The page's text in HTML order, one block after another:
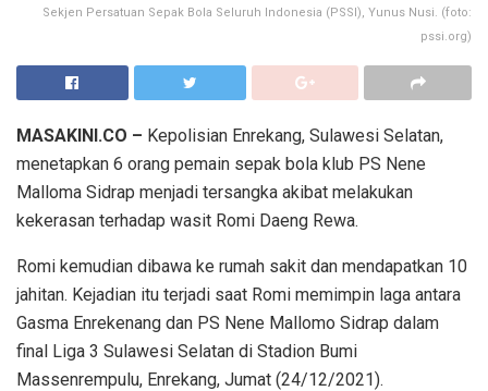
Sekjen Persatuan Sepak Bola Seluruh Indonesia (PSSI), Yunus Nusi. (foto:
pssi.org)
MASAKINI.CO – Kepolisian Enrekang, Sulawesi Selatan,
menetapkan 6 orang pemain sepak bola klub PS Nene
Malloma Sidrap menjadi tersangka akibat melakukan
kekerasan terhadap wasit Romi Daeng Rewa.
Romi kemudian dibawa ke rumah sakit dan mendapatkan 10
jahitan. Kejadian itu terjadi saat Romi memimpin laga antara
Gasma Enrekenang dan PS Nene Mallomo Sidrap dalam
final Liga 3 Sulawesi Selatan di Stadion Bumi
Massenrempulu, Enrekang, Jumat (24/12/2021).